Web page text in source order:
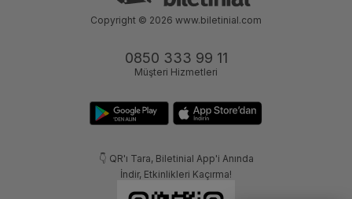
0850 333 99 11
Müşteri Hizmetleri
👇 QR'ı Tara, Biletinial App'i Anında
İndir, Etkinlikleri Kaçırma!
Copyright © 2026 www.biletinial.com